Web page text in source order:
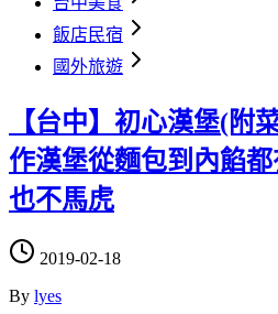
飯店民宿
國外旅遊
【台中】初心漢堡(附
作漢堡從麵包到內餡
也不馬虎
2019-02-18
By lyes